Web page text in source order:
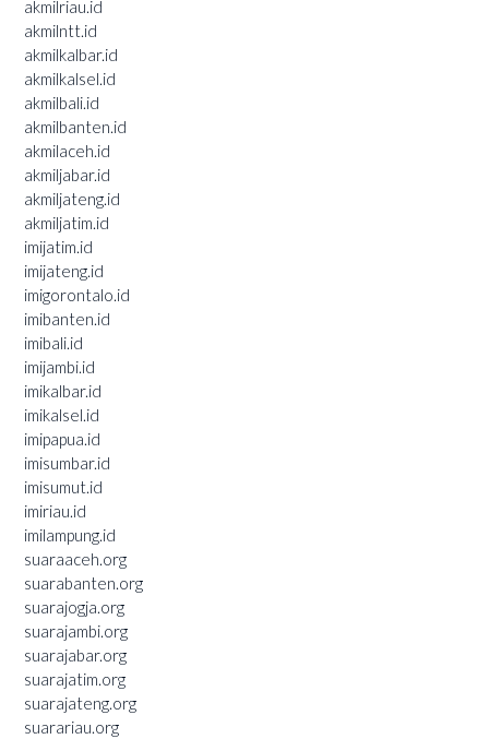
akmilriau.id
akmilntt.id
akmilkalbar.id
akmilkalsel.id
akmilbali.id
akmilbanten.id
akmilaceh.id
akmiljabar.id
akmiljateng.id
akmiljatim.id
imijatim.id
imijateng.id
imigorontalo.id
imibanten.id
imibali.id
imijambi.id
imikalbar.id
imikalsel.id
imipapua.id
imisumbar.id
imisumut.id
imiriau.id
imilampung.id
suaraaceh.org
suarabanten.org
suarajogja.org
suarajambi.org
suarajabar.org
suarajatim.org
suarajateng.org
suarariau.org